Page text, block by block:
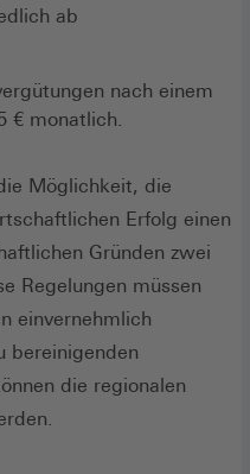
ab
nach einem
€ monatlich.
Möglichkeit, die
Erfolg einen
Gründen zwei
Regelungen müssen
einvernehmlich
bereinigenden
die regionalen